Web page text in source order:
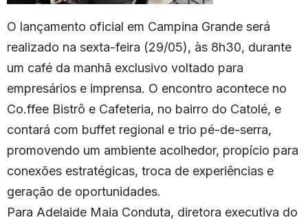
O lançamento oficial em Campina Grande será
realizado na sexta-feira (29/05), às 8h30, durante
um café da manhã exclusivo voltado para
empresários e imprensa. O encontro acontece no
Co.ffee Bistrô e Cafeteria, no bairro do Catolé, e
contará com buffet regional e trio pé-de-serra,
promovendo um ambiente acolhedor, propício para
conexões estratégicas, troca de experiências e
geração de oportunidades.
Para Adelaide Maia Conduta, diretora executiva do